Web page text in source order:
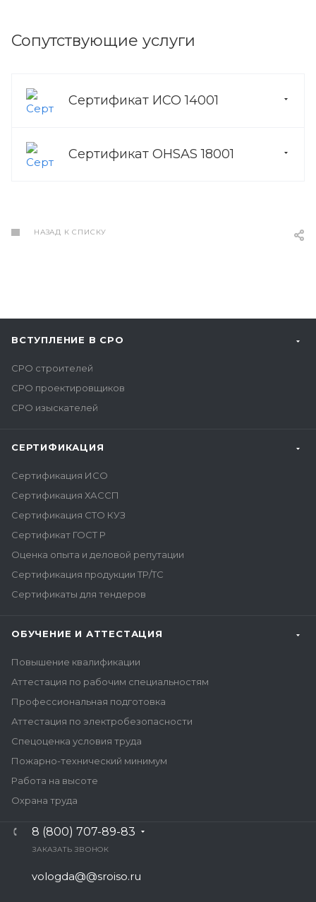
Сопутствующие услуги
Сертификат ИСО 14001
Сертификат OHSAS 18001
НАЗАД К СПИСКУ
ВСТУПЛЕНИЕ В СРО
СРО строителей
СРО проектировщиков
СРО изыскателей
СЕРТИФИКАЦИЯ
Сертификация ИСО
Сертификация ХАССП
Сертификация СТО КУЗ
Сертификат ГОСТ Р
Оценка опыта и деловой репутации
Сертификация продукции ТР/ТС
Сертификаты для тендеров
ОБУЧЕНИЕ И АТТЕСТАЦИЯ
Повышение квалификации
Аттестация по рабочим специальностям
Профессиональная подготовка
Аттестация по электробезопасности
Спецоценка условия труда
Пожарно-технический минимум
Работа на высоте
Охрана труда
8 (800) 707-89-83
ЗАКАЗАТЬ ЗВОНОК
vologda@@sroiso.ru